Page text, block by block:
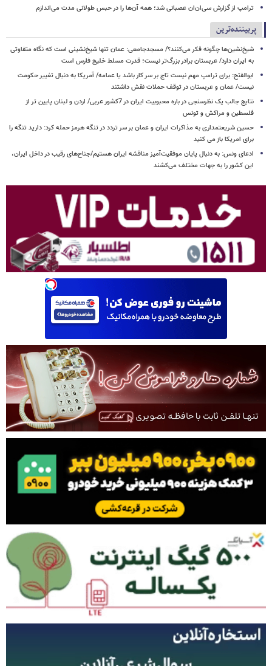
ترامپ از گزارش سی‌ان‌ان عصبانی شد؛ همه آن‌ها را در حبس طولانی مدت می‌اندازم
پربیننده‌ترین
شیخ‌نشین‌ها چگونه فکر می‌کنند؟/ مسجدجامعی: عمان تنها شیخ‌نشینی است که نگاه متفاوتی
به ایران دارد/ عربستان برادر بزرگ‌تر نیست؛ قدرت مسلط خلیج فارس است
ابوالفتح: برای ترامپ مهم نیست تاج بر سر کار باشد یا عمامه/ آمریکا به دنبال تغییر حکومت
نیست/ عمان و عربستان در توقف حملات نقش داشتند
نتایج جالب یک نظرسنجی در باره محبوبیت ایران در 7کشور عربی/ اردن و لبنان پایین تر از
فلسطین و مراکش و تونس
حسین شریعتمداری به مذاکرات ایران و عمان بر سر تردد در تنگه هرمز حمله کرد: دارید تنگه را
برای امریکا باز می کنید
ادعای ونس: به دنبال پایان موفقیت‌آمیز مناقشه ایران هستیم/جناح‌های رقیب در داخل ایران،
این کشور را به جهات مختلف می‌کشند